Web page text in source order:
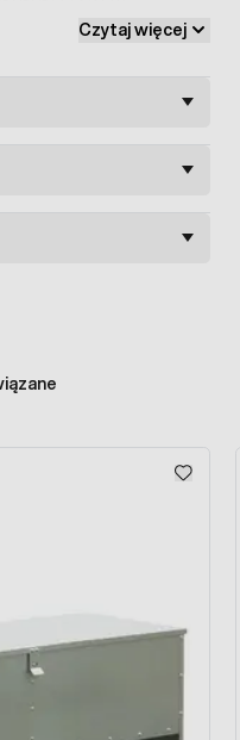
posiada przemyślany
nie wylewa się z misy,
optymalny poziom.
Co więcej zbiornik
na ziemi.
Czytaj więcej